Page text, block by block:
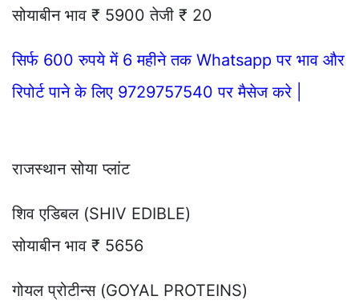
सोयाबीन भाव ₹ 5900 तेजी ₹ 20
सिर्फ 600 रुपये में 6 महीने तक Whatsapp पर भाव और
रिपोर्ट पाने के लिए 9729757540 पर मैसेज करे |
राजस्थान सोया प्लांट
शिव एडिबल (SHIV EDIBLE)
सोयाबीन भाव ₹ 5656
गोयल प्रोटीन्स (GOYAL PROTEINS)